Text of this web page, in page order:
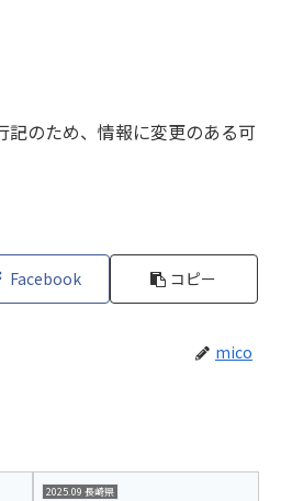
記のため、情報に変更のある可
Facebook コピー
mico
2025.09 長崎県